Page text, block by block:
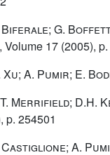
Biferale; G.
, Volume 17 (2005),
Xu; A. Pumir; E.
Merrifield; D.H.
p. 254501
Castiglione; A.